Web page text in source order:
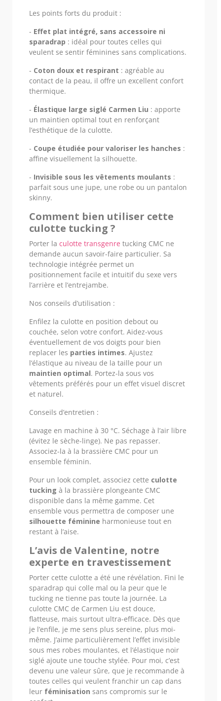
Les points forts du produit :
- Effet plat intégré, sans accessoire ni
sparadrap : idéal pour toutes celles qui
veulent se sentir féminines sans complications.
- Coton doux et respirant : agréable au
contact de la peau, il offre un excellent confort
thermique.
- Élastique large siglé Carmen Liu : apporte
un maintien optimal tout en renforçant
l’esthétique de la culotte.
- Coupe étudiée pour valoriser les hanches :
affine visuellement la silhouette.
- Invisible sous les vêtements moulants :
parfait sous une jupe, une robe ou un pantalon
skinny.
Comment bien utiliser cette
culotte tucking ?
Porter la culotte transgenre tucking CMC ne
demande aucun savoir-faire particulier. Sa
technologie intégrée permet un
positionnement facile et intuitif du sexe vers
l’arrière et l’entrejambe.
Nos conseils d’utilisation :
Enfilez la culotte en position debout ou
couchée, selon votre confort. Aidez-vous
éventuellement de vos doigts pour bien
replacer les parties intimes. Ajustez
l’élastique au niveau de la taille pour un
maintien optimal. Portez-la sous vos
vêtements préférés pour un effet visuel discret
et naturel.
Conseils d’entretien :
Lavage en machine à 30 °C. Séchage à l’air libre
(évitez le sèche-linge). Ne pas repasser.
Associez-la à la brassière CMC pour un
ensemble féminin.
Pour un look complet, associez cette culotte
tucking à la brassière plongeante CMC
disponible dans la même gamme. Cet
ensemble vous permettra de composer une
silhouette féminine harmonieuse tout en
restant à l’aise.
L’avis de Valentine, notre
experte en travestissement
Porter cette culotte a été une révélation. Fini le
sparadrap qui colle mal ou la peur que le
tucking ne tienne pas toute la journée. La
culotte CMC de Carmen Liu est douce,
flatteuse, mais surtout ultra-efficace. Dès que
je l’enfile, je me sens plus sereine, plus moi-
même. J’aime particulièrement l’effet invisible
sous mes robes moulantes, et l’élastique noir
siglé ajoute une touche stylée. Pour moi, c’est
devenu une valeur sûre, que je recommande à
toutes celles qui veulent franchir un cap dans
leur féminisation sans compromis sur le